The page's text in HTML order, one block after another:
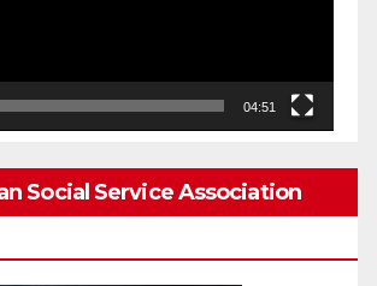
04:51
Social Service Association